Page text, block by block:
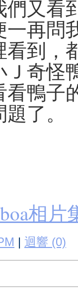
又看
再問
到，
奇怪
鴨子
了。
相片
| 迴響 (0)